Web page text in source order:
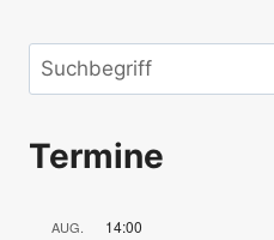
Suchen
Termine
AUG. 14:00